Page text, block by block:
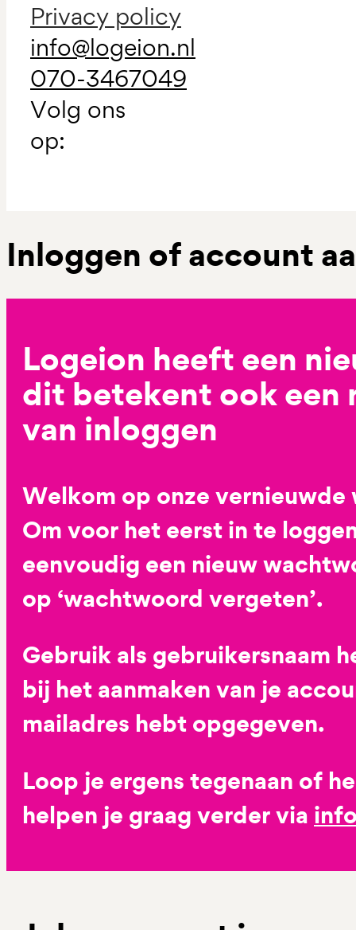
Privacy policy
info@logeion.nl
070-3467049
Volg ons
op:
Inloggen of account
Logeion heeft een
dit betekent ook een
van inloggen
Welkom op onze vernieuwde
Om voor het eerst in te
eenvoudig een nieuw
op ‘wachtwoord vergeten’.
Gebruik als gebruikersnaam
bij het aanmaken van je
mailadres hebt opgegeven.
Loop je ergens tegenaan of
helpen je graag verder via